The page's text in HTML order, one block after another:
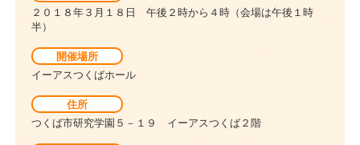
２０１８年３月１８日 午後２時から４時（会場は午後１時
半）
開催場所
イーアスつくばホール
住所
つくば市研究学園５－１９ イーアスつくば２階